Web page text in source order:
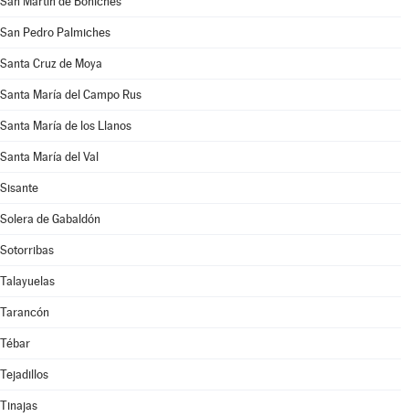
San Pedro Palmiches
Santa Cruz de Moya
Santa María del Campo Rus
Santa María de los Llanos
Santa María del Val
Sisante
Solera de Gabaldón
Sotorribas
Talayuelas
Tarancón
Tébar
Tejadillos
Tinajas